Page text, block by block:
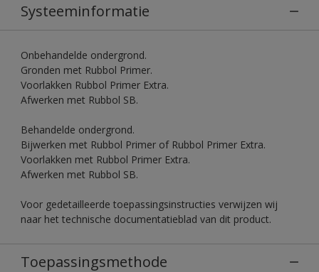
Systeeminformatie
Onbehandelde ondergrond.
Gronden met Rubbol Primer.
Voorlakken Rubbol Primer Extra.
Afwerken met Rubbol SB.
Behandelde ondergrond.
Bijwerken met Rubbol Primer of Rubbol Primer Extra.
Voorlakken met Rubbol Primer Extra.
Afwerken met Rubbol SB.
Voor gedetailleerde toepassingsinstructies verwijzen wij
naar het technische documentatieblad van dit product.
Toepassingsmethode